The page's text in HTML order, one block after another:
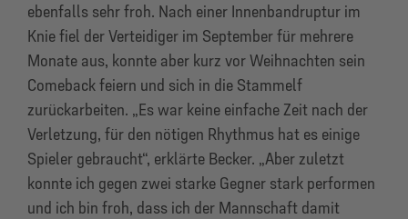
ebenfalls sehr froh. Nach einer Innenbandruptur im
Knie fiel der Verteidiger im September für mehrere
Monate aus, konnte aber kurz vor Weihnachten sein
Comeback feiern und sich in die Stammelf
zurückarbeiten. „Es war keine einfache Zeit nach der
Verletzung, für den nötigen Rhythmus hat es einige
Spieler gebraucht“, erklärte Becker. „Aber zuletzt
konnte ich gegen zwei starke Gegner stark performen
und ich bin froh, dass ich der Mannschaft damit